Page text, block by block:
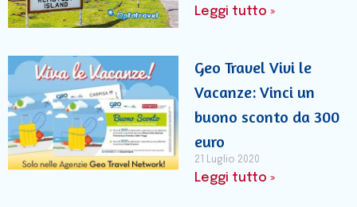
Leggi tutto »
Geo Travel Vivi le
Vacanze: Vinci un
buono sconto da 300
euro
21 Luglio 2020
Leggi tutto »